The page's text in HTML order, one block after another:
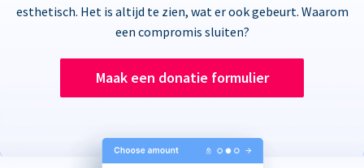
esthetisch. Het is altijd te zien, wat er ook gebeurt. Waarom
een compromis sluiten?
Maak een donatie formulier